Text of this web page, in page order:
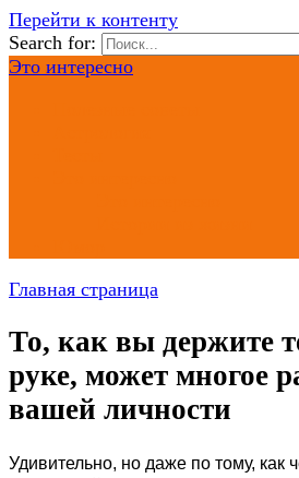
Перейти к контенту
Search for:
Это интересно
Главная страница
То, как вы держите
руке, может многое
вашей личности
Удивительно, но даже по тому, как